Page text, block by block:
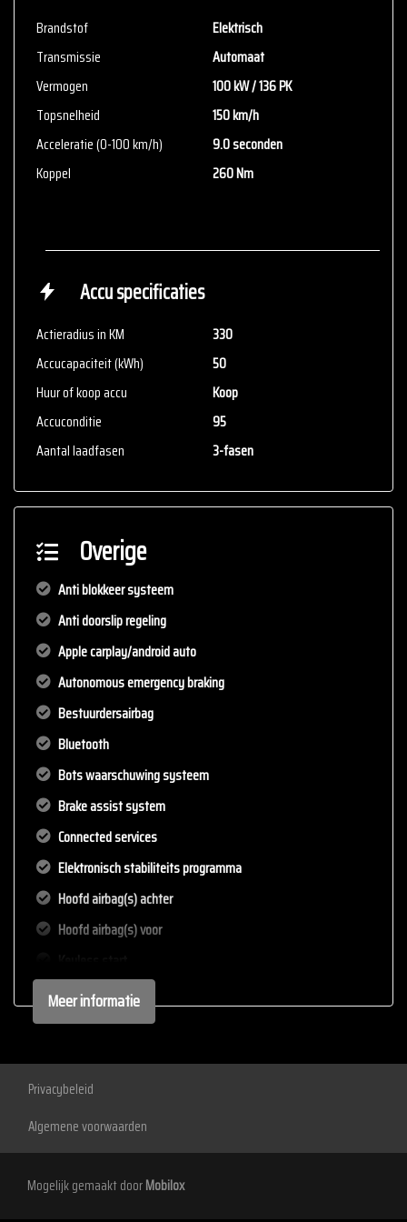
Brandstof
Elektrisch
Transmissie
Automaat
Vermogen
100 kW / 136 PK
Topsnelheid
150 km/h
Acceleratie (0-100 km/h)
9.0 seconden
Koppel
260 Nm
Accu specificaties
Actieradius in KM
330
Accucapaciteit (kWh)
50
Huur of koop accu
Koop
Accuconditie
95
Aantal laadfasen
3-fasen
Overige
Anti blokkeer systeem
Anti doorslip regeling
Apple carplay/android auto
Autonomous emergency braking
Bestuurdersairbag
Bluetooth
Bots waarschuwing systeem
Brake assist system
Connected services
Elektronisch stabiliteits programma
Hoofd airbag(s) achter
Hoofd airbag(s) voor
Led mistlampen
Oplaadmogelijkheid
Rijstrooksensor met correctie
Volledig digitaal instrumentenpaneel
Exterieur
Meer informatie
Privacybeleid
Algemene voorwaarden
Mogelijk gemaakt doorMobilox